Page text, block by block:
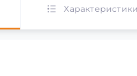
Характеристики